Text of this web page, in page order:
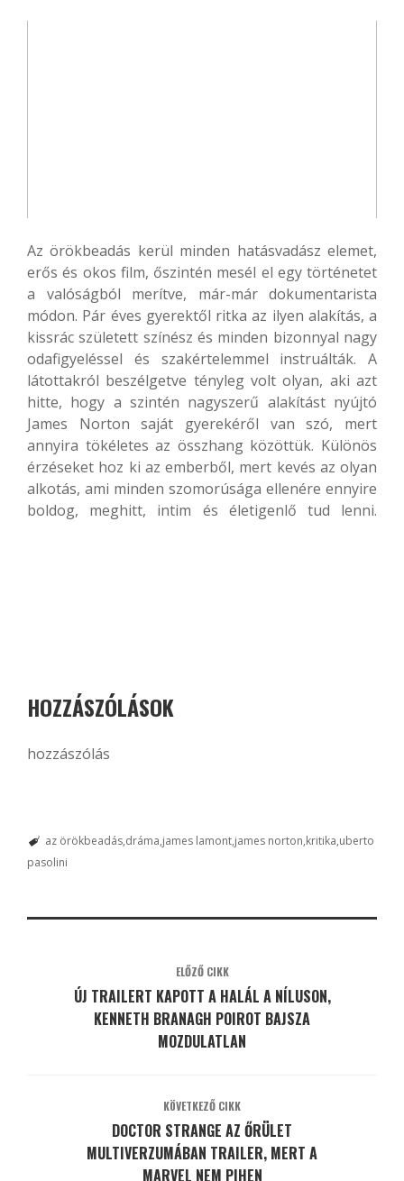
Az örökbeadás kerül minden hatásvadász elemet,
erős és okos film, őszintén mesél el egy történetet
a valóságból merítve, már-már dokumentarista
módon. Pár éves gyerektől ritka az ilyen alakítás, a
kissrác született színész és minden bizonnyal nagy
odafigyeléssel és szakértelemmel instruálták. A
látottakról beszélgetve tényleg volt olyan, aki azt
hitte, hogy a szintén nagyszerű alakítást nyújtó
James Norton saját gyerekéről van szó, mert
annyira tökéletes az összhang közöttük. Különös
érzéseket hoz ki az emberből, mert kevés az olyan
alkotás, ami minden szomorúsága ellenére ennyire
boldog, meghitt, intim és életigenlő tud lenni.
HOZZÁSZÓLÁSOK
hozzászólás
az örökbeadás dráma james lamont james norton kritika uberto
pasolini
ELŐZŐ CIKK
ÚJ TRAILERT KAPOTT A HALÁL A NÍLUSON,
KENNETH BRANAGH POIROT BAJSZA
MOZDULATLAN
KÖVETKEZŐ CIKK
DOCTOR STRANGE AZ ŐRÜLET
MULTIVERZUMÁBAN TRAILER, MERT A
MARVEL NEM PIHEN